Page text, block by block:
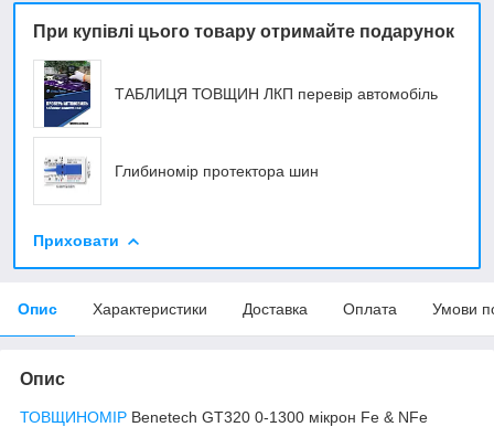
При купівлі цього товару отримайте подарунок
ТАБЛИЦЯ ТОВЩИН ЛКП перевір автомобіль
Глибиномір протектора шин
Приховати
Опис Характеристики Доставка Оплата Умови
Опис
ТОВЩИНОМІР Benetech GT320 0-1300 мікрон Fe & NFe